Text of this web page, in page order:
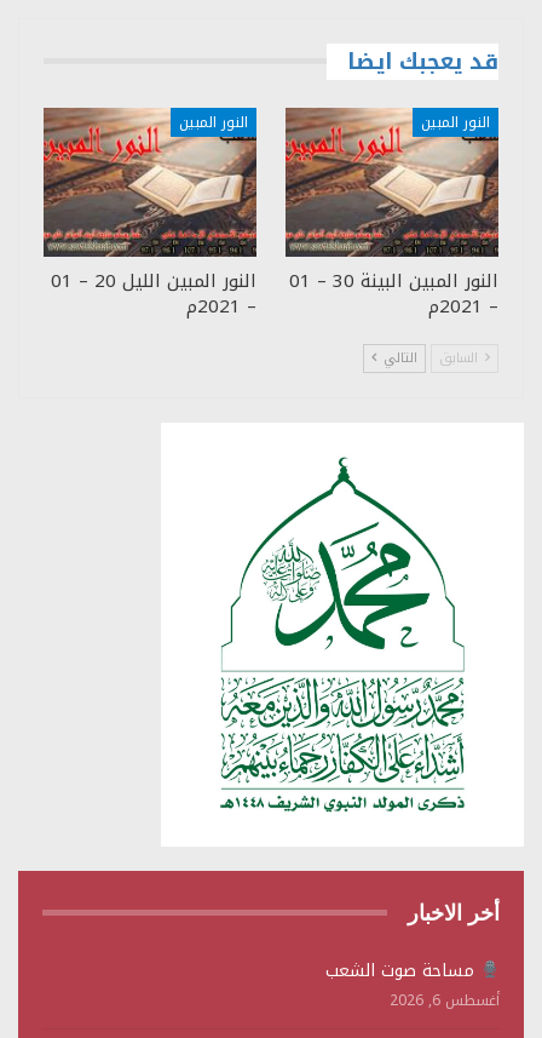
قد يعجبك ايضا
النور المبين
النور المبين البينة 30 – 01
– 2021م
النور المبين
النور المبين الليل 20 – 01
– 2021م
السابق التالي
أخر الاخبار
مساحة صوت الشعب
أغسطس 6, 2026